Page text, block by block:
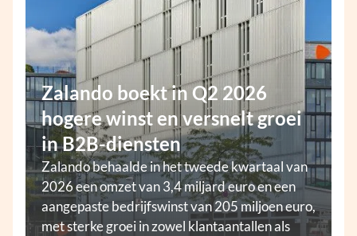
Zalando boekt in Q2 2026
hogere winst en versnelt groei
in B2B-diensten
Zalando behaalde in het tweede kwartaal van
2026 een omzet van 3,4 miljard euro en een
aangepaste bedrijfswinst van 205 miljoen euro,
met sterke groei in zowel klantaantallen als